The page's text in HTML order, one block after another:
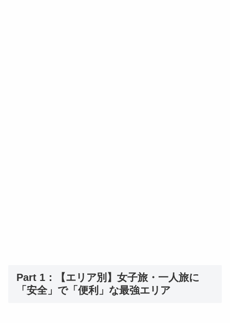
Part 1：【エリア別】女子旅・一人旅に
「安全」で「便利」な最強エリア